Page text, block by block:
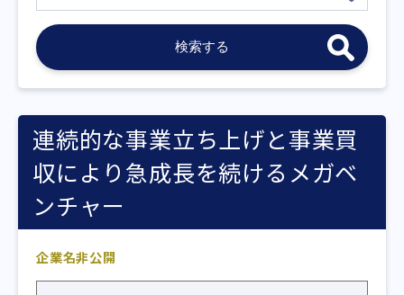
連続的な事業立ち上げと事業買
収により急成長を続けるメガベ
ンチャー
企業名非公開